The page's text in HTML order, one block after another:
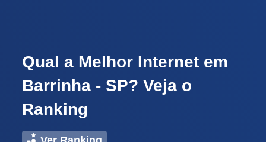
Qual a Melhor Internet em
Barrinha - SP? Veja o
Ranking